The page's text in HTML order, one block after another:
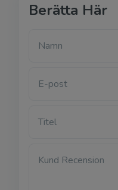
Berätta Här
Namn
E-post
Titel
Kund Recension